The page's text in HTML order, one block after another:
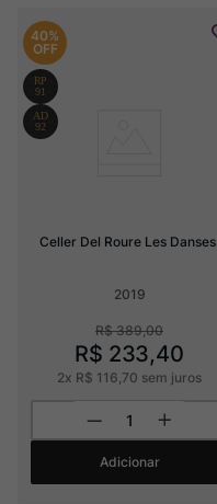
40%
OFF
Celler Del Roure Les Danses
2019
R$ 389,00
R$ 233,40
2x R$ 116 70 sem juros
Adicionar